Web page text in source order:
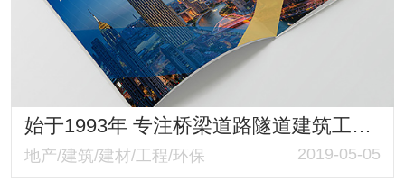
始于1993年 专注桥梁道路隧道建筑工程监理 四川国际工程监理画册策划设计
地产/建筑/建材/工程/环保 2019-05-05